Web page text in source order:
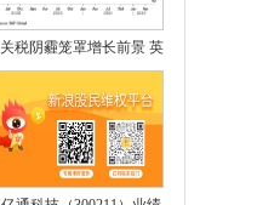
关税阴霾笼罩增长前景 英